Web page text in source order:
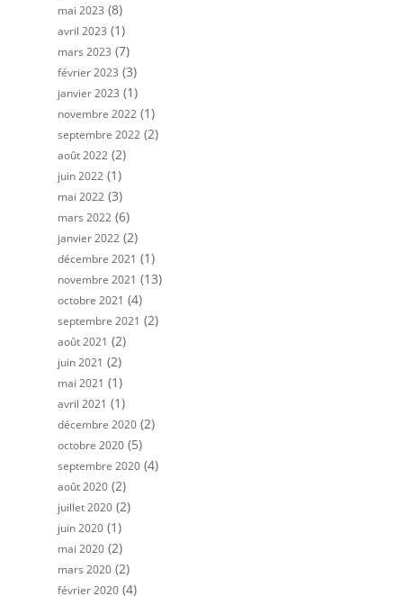
mai 2023 (8)
avril 2023 (1)
mars 2023 (7)
février 2023 (3)
janvier 2023 (1)
novembre 2022 (1)
septembre 2022 (2)
août 2022 (2)
juin 2022 (1)
mai 2022 (3)
mars 2022 (6)
janvier 2022 (2)
décembre 2021 (1)
novembre 2021 (13)
octobre 2021 (4)
septembre 2021 (2)
août 2021 (2)
juin 2021 (2)
mai 2021 (1)
avril 2021 (1)
décembre 2020 (2)
octobre 2020 (5)
septembre 2020 (4)
août 2020 (2)
juillet 2020 (2)
juin 2020 (1)
mai 2020 (2)
mars 2020 (2)
février 2020 (4)